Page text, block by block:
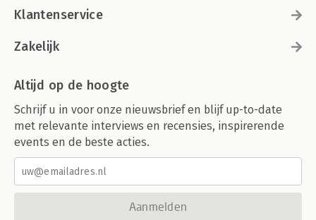
Klantenservice
Zakelijk
Altijd op de hoogte
Schrijf u in voor onze nieuwsbrief en blijf up-to-date
met relevante interviews en recensies, inspirerende
events en de beste acties.
Aanmelden